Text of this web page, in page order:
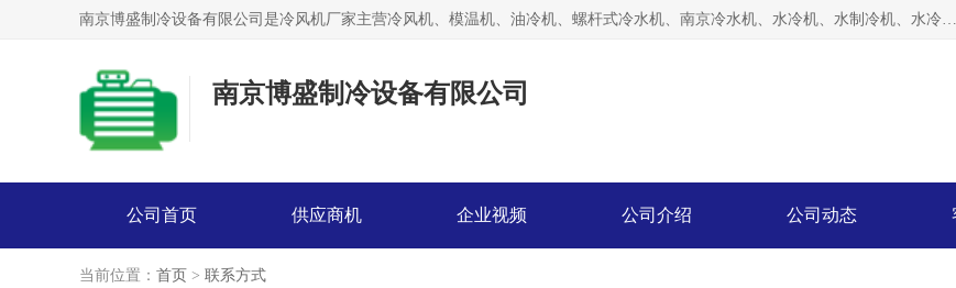
南京博盛制冷设备有限公司是冷风机厂家主营冷风机、模温机、油冷机、螺杆式冷水机、南京冷水机、水冷机、水制冷机、水冷却机、油冷却机等；凭借多年的制作经验、优秀的技术、优秀的产品质量诚信的经营理念，以一流的品质，实在的价格，在行业内享有较高的声誉。
南京博盛制冷设备有限公司
公司首页 供应商机 企业视频 公司介绍 公司动态
当前位置： 首页 > 联系方式